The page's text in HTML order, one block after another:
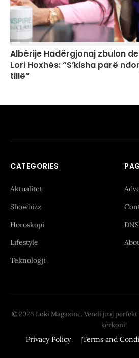
Albërije Hadërgjonaj zbulon
Lori Hoxhës: “S’kisha parë
tillë”
CATEGORIES
Aktualitet
Showbizz
Horoskopi
Lifestyle
Teknologji
© 2026 Loki Magazine. Vendi juaj
kërkoni!
Privacy Policy Terms and